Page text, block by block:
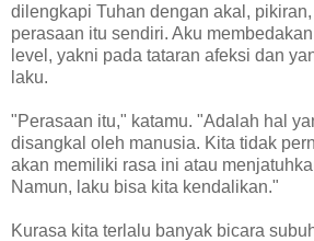
dilengkapi Tuhan dengan akal,
perasaan itu sendiri. Aku
level, yakni pada tataran afeksi dan
laku.
"Perasaan itu," katamu. "Adalah hal
disangkal oleh manusia. Kita tidak
akan memiliki rasa ini atau
Namun, laku bisa kita kendalikan."
Kurasa kita terlalu banyak bicara